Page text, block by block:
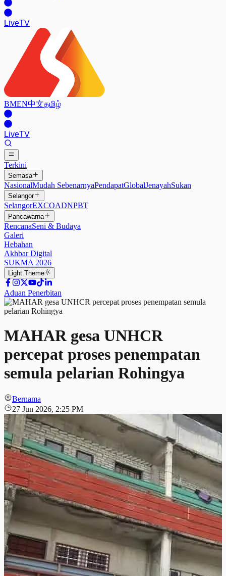
LiveTV
BMEN中文தமிழ்
LiveTV
Terkini
Semasa
NasionalMudah SebenarnyaPendapatGlobalJenayahSukan
Selangor
SelangorEXCOADNPBT
Pancawarna
RencanaSeni & Budaya
Galeri
Hebahan
Akhbar Digital
SUKMA 2026
Light Theme
Aduan Penerbitan
MAHAR gesa UNHCR
percepat proses penempatan
semula pelarian Rohingya
Bernama
27 Jun 2026, 2:25 PM